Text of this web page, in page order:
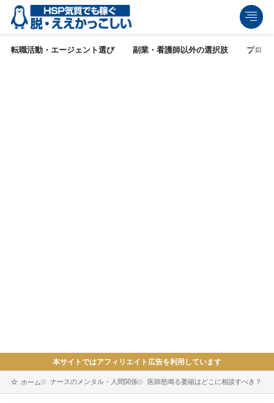
転職活動・エージェント選び 副業・看護師以外の選択肢 ブログ
本サイトではアフィリエイト広告を利用しています
ホーム ナースのメンタル・人間関係 医師怒鳴る萎縮はどこに相談すべき？